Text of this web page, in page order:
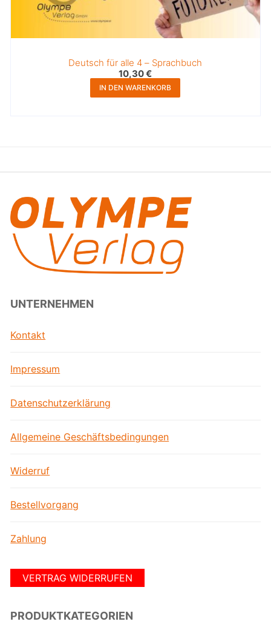
Deutsch für alle 4 – Sprachbuch
10,30€
IN DEN WARENKORB
UNTERNEHMEN
Kontakt
Impressum
Datenschutzerklärung
Allgemeine Geschäftsbedingungen
Widerruf
Bestellvorgang
Zahlung
VERTRAG WIDERRUFEN
PRODUKTKATEGORIEN